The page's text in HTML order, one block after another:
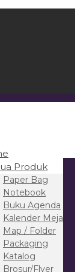
Produk
Paper Bag
Notebook
Buku Agenda
Kalender Meja
Map / Folder
Packaging
Katalog
Brosur/Flyer